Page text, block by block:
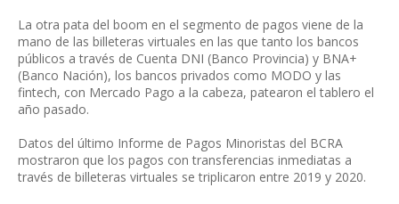
La otra pata del boom en el segmento de pagos viene de la
mano de las billeteras virtuales en las que tanto los bancos
públicos a través de Cuenta DNI (Banco Provincia) y BNA+
(Banco Nación), los bancos privados como MODO y las
fintech, con Mercado Pago a la cabeza, patearon el tablero el
año pasado.
Datos del último Informe de Pagos Minoristas del BCRA
mostraron que los pagos con transferencias inmediatas a
través de billeteras virtuales se triplicaron entre 2019 y 2020.